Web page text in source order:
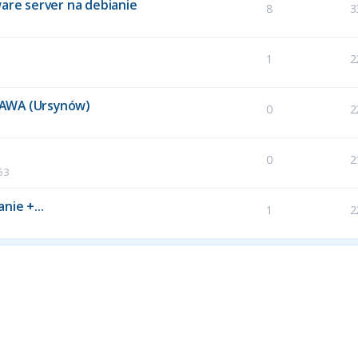
server na debianie 8
1
(Ursynów) 0
0
+... 1